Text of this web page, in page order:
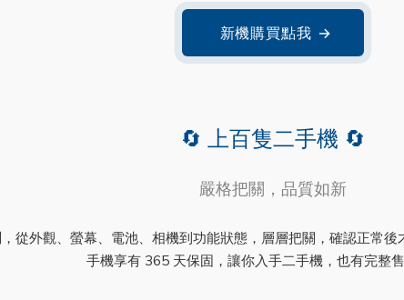
新機購買點我 →
🔄 上百隻二手機 🔄
嚴格把關，品質如新
從外觀、螢幕、電池、相機到功能狀態，層層把關，確認正常
手機享有 365 天保固，讓你入手二手機，也有完整售